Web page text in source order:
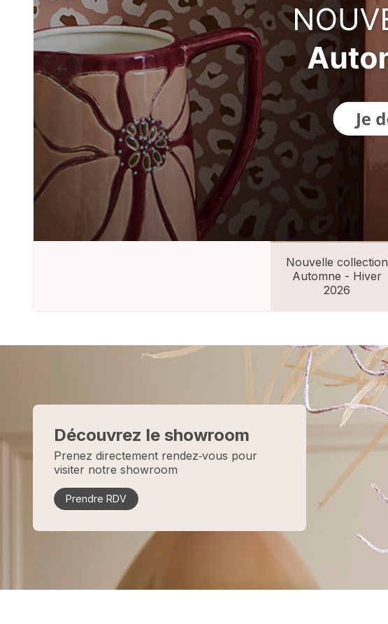
Nouvelle collection
Automne - Hiver
2026
Découvrez le showroom
Prenez directement rendez‑vous pour
visiter notre showroom
Prendre RDV